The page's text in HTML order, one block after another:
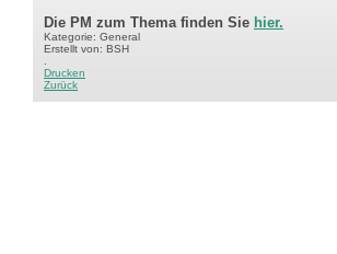
Die PM zum Thema finden Sie hier.
Kategorie: General
Erstellt von: BSH
Drucken
Zurück